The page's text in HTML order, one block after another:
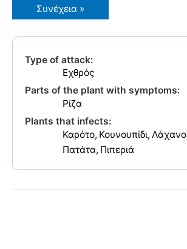
Χρυσονηματώδης
της
Συνέχεια »
Type of attack:
Εχθρός
Parts of the plant with symptoms:
Ρίζα
Plants that infects:
Καρότο Κουνουπίδι Λάχανο
Πατάτα Πιπεριά